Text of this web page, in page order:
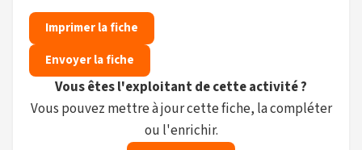
Imprimer la fiche
Envoyer la fiche
Vous êtes l'exploitant de cette activité ?
Vous pouvez mettre à jour cette fiche, la compléter
ou l'enrichir.